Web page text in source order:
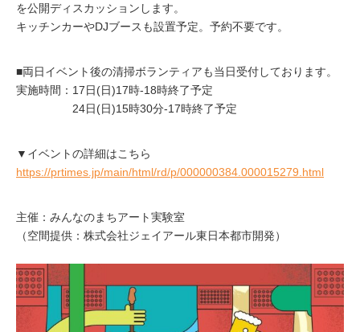
を公開ディスカッションします。
キッチンカーやDJブースも設置予定。予約不要です。
■両日イベント後の清掃ボランティアも当日受付しております。
実施時間：17日(日)17時‐18時終了予定
24日(日)15時30分‐17時終了予定
▼イベントの詳細はこちら
https://prtimes.jp/main/html/rd/p/000000384.000015279.html
主催：みんなのまちアート実験室
（空間提供：株式会社ジェイアール東日本都市開発）